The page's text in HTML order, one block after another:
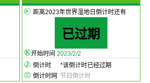
距离2023年世界湿地日倒计时还有
已过期
开始时间 2023/2/2
倒计时
*该倒计时已经过期
倒计时网
节日倒计时